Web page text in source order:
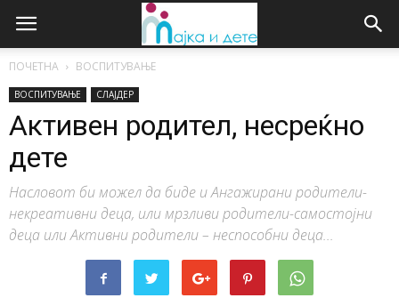
ПОЧЕТНА ВОСПИТУВАЊЕ
ВОСПИТУВАЊЕ СЛАЈДЕР
Активен родител, несреќно
дете
Насловот би можел да биде и Ангажирани родители-
некреативни деца, или мрзливи родители-самостојни
деца или Активни родители – неспособни деца...